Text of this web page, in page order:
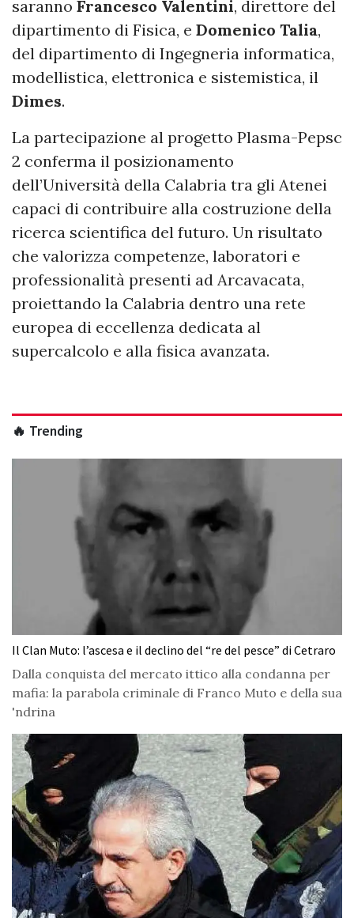
saranno Francesco Valentini, direttore del
dipartimento di Fisica, e Domenico Talia,
del dipartimento di Ingegneria informatica,
modellistica, elettronica e sistemistica, il
Dimes.
La partecipazione al progetto Plasma-Pepsc
2 conferma il posizionamento
dell’Università della Calabria tra gli Atenei
capaci di contribuire alla costruzione della
ricerca scientifica del futuro. Un risultato
che valorizza competenze, laboratori e
professionalità presenti ad Arcavacata,
proiettando la Calabria dentro una rete
europea di eccellenza dedicata al
supercalcolo e alla fisica avanzata.
🔥 Trending
Il Clan Muto: l’ascesa e il declino del “re del pesce” di Cetraro
Dalla conquista del mercato ittico alla condanna per
mafia: la parabola criminale di Franco Muto e della sua
'ndrina